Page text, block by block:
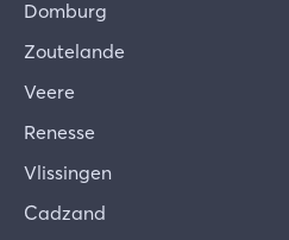
Domburg
Zoutelande
Veere
Renesse
Vlissingen
Cadzand